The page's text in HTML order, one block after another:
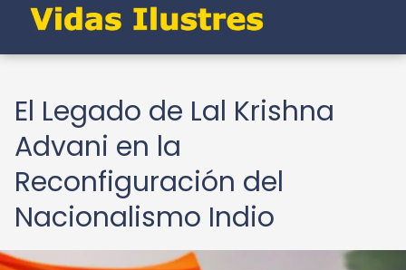
El Legado de Lal Krishna
Advani en la
Reconfiguración del
Nacionalismo Indio